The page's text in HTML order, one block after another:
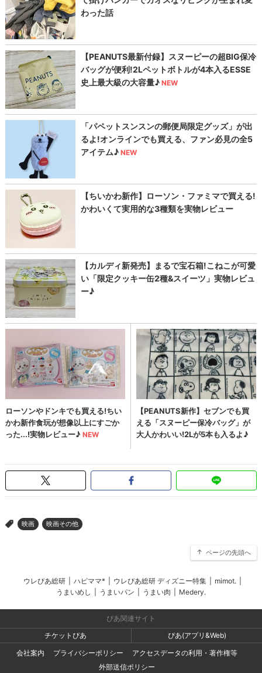
> 映画 映画その他
ページの先頭へ
ウレぴあ総研 ハピママ* ウレぴあ総研 ディズニー特集 mimot.
うまいめし
うまいパン うまい肉 Medery.
ぴあ関連サイト
チケットぴあ
ぴあ(アプリ&Web)
会社案内
プライバシーポリシー
アクセスデータの利用・著作権等
外部送信ポリシー